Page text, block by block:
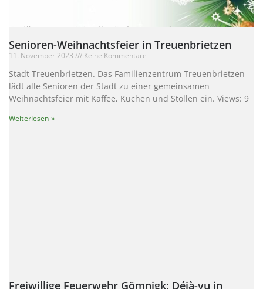
Senioren-Weihnachtsfeier in Treuenbrietzen
11. November 2023 Keine Kommentare
Stadt Treuenbrietzen. Das Familienzentrum Treuenbrietzen
lädt alle Senioren der Stadt zu einer gemeinsamen
Weihnachtsfeier mit Kaffee, Kuchen und Stollen ein. Views: 9
Weiterlesen »
Freiwillige Feuerwehr Gömnigk: Déjà-vu in